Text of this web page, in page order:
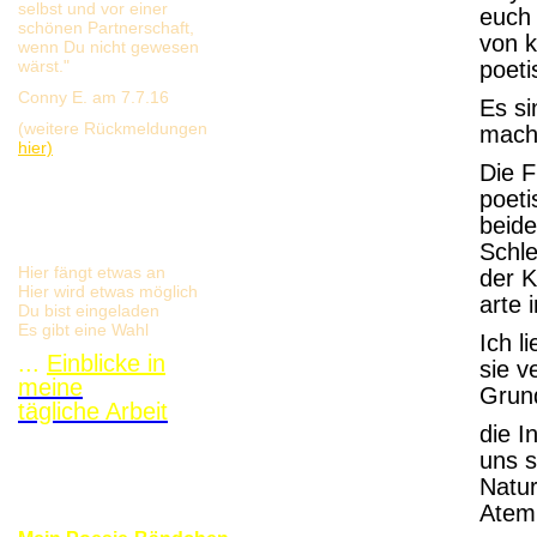
selbst und vor einer
schönen Partnerschaft,
wenn Du nicht gewesen
wärst."
Conny E. am 7.7.16
(weitere Rückmeldungen
hier)
Hier fängt etwas an
Hier wird etwas möglich
Du bist eingeladen
Es gibt eine Wahl
... Einblicke in
meine
tägliche Arbeit
euch
von
Es
Die
der
arte
Ich
sie
die
uns